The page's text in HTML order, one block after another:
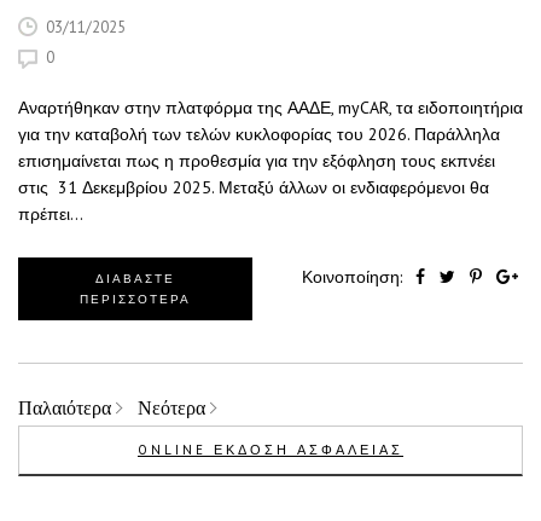
03/11/2025
0
Αναρτήθηκαν στην πλατφόρμα της ΑΑΔΕ, myCAR, τα ειδοποιητήρια
για την καταβολή των τελών κυκλοφορίας του 2026. Παράλληλα
επισημαίνεται πως η προθεσμία για την εξόφληση τους εκπνέει
στις 31 Δεκεμβρίου 2025. Μεταξύ άλλων οι ενδιαφερόμενοι θα
πρέπει…
ΔΙΑΒΑΣΤΕ
ΠΕΡΙΣΣΟΤΕΡΑ
Κοινοποίηση:
Παλαιότερα Νεότερα
ONLINE ΕΚΔΟΣΗ ΑΣΦΑΛΕΙΑΣ